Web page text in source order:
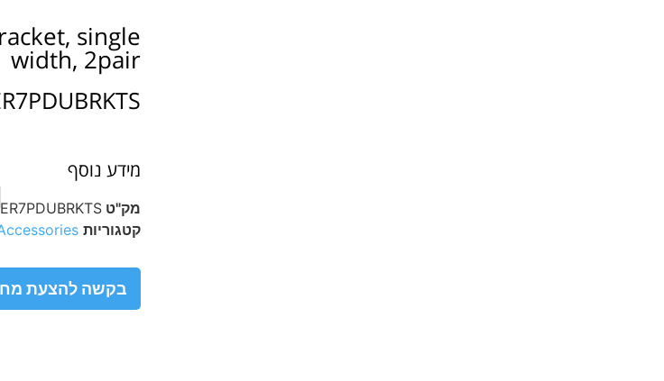
single
width, 2pair
מידע נוסף
מק"ט ER7PDUBRKTS
קטגוריות
בקשה להצעת